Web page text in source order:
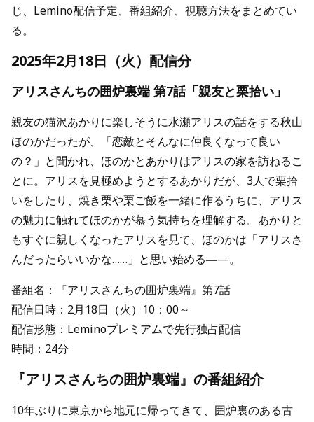
じ、Lemino配信予定、番組紹介、視聴方法をまとめてい
る。
2025年2月18日（火）配信分
アリスさんちの囲炉裏端 第7話「親友と栗拾い」
親友の猫沢あかりに楽しそうに水瀬アリスの話をする秋山
ほのかだったが、「恋敵とそんなに仲良くなって良い
の？」と聞かれ、ほのかとあかりはアリスの家を訪ねるこ
とに。アリスを見極めようとするあかりだが、3人で栗拾
いをしたり、焼き栗や栗ご飯を一緒に作るうちに、アリス
の魅力に触れてほのかが慕う気持ちを理解する。あかりと
もすぐに親しくなったアリスを見て、ほのかは「アリスさ
んだったらいいかな……」と思い始める―—。
番組名：『アリスさんちの囲炉裏端』第7話
配信日時：2月18日（火）10：00～
配信形態：Leminoプレミアムで先行独占配信
時間：24分
『アリスさんちの囲炉裏端』の番組紹介
10年ぶりに東京から地元に帰ってきて、囲炉裏のある古